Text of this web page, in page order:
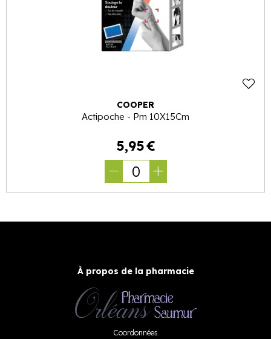
COOPER
Actipoche - Pm 10X15Cm
5,95€
0
À propos de la pharmacie
Coordonnées